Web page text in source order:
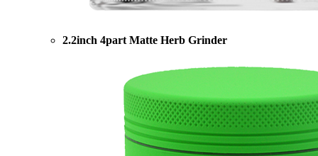
2.2inch 4part Matte Herb Grinder